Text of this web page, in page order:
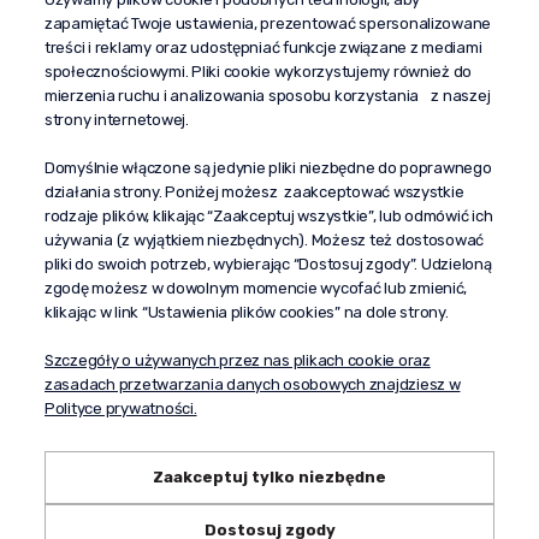
kontakt@propaganda24h.pl
“Propaganda"
al. Komisji Edukacji Narodowej 51/U5
02-797 Warszawa
Pomoc
Dostawa
Moje konto
O firmie
zapamiętać Twoje ustawienia, prezentować spersonalizowane
treści i reklamy oraz udostępniać funkcje związane z mediami
społecznościowymi. Pliki cookie wykorzystujemy również do
mierzenia ruchu i analizowania sposobu korzystania z naszej
strony internetowej.
Domyślnie włączone są jedynie pliki niezbędne do poprawnego
działania strony. Poniżej możesz zaakceptować wszystkie
rodzaje plików, klikając “Zaakceptuj wszystkie”, lub odmówić ich
używania (z wyjątkiem niezbędnych). Możesz też dostosować
pliki do swoich potrzeb, wybierając “Dostosuj zgody”. Udzieloną
zgodę możesz w dowolnym momencie wycofać lub zmienić,
klikając w link “Ustawienia plików cookies” na dole strony.
Szczegóły o używanych przez nas plikach cookie oraz
zasadach przetwarzania danych osobowych znajdziesz w
Polityce prywatności.
Zaakceptuj tylko niezbędne
Dostosuj zgody